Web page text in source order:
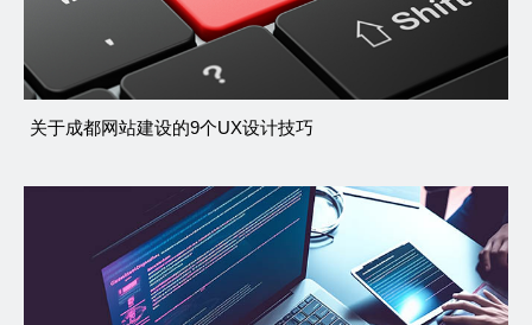
关于成都网站建设的9个UX设计技巧